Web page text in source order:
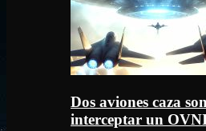
Dos aviones caza
interceptar un